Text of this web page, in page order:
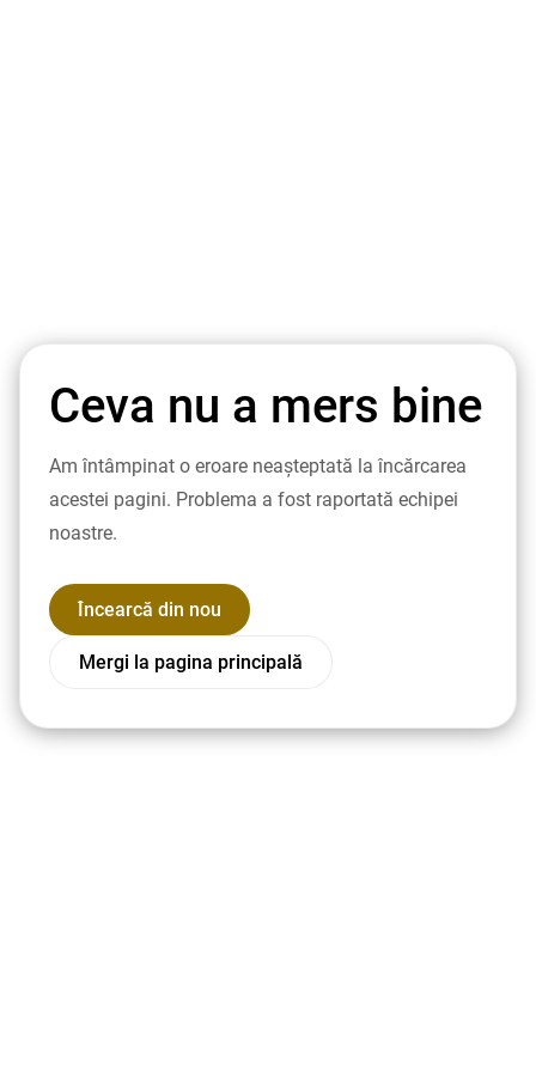
Ceva nu a mers bine
Am întâmpinat o eroare neașteptată la încărcarea
acestei pagini. Problema a fost raportată echipei
noastre.
Încearcă din nou
Mergi la pagina principală